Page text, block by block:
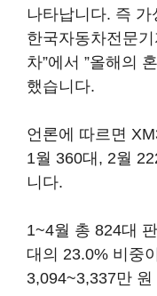
나타납니다. 즉
한국자동차전문
차”에서 ”올해의
했습니다.
언론에 따르면
1월 360대, 2월
니다.
1~4월 총 824대
대의 23.0% 비중
3,094~3,337만